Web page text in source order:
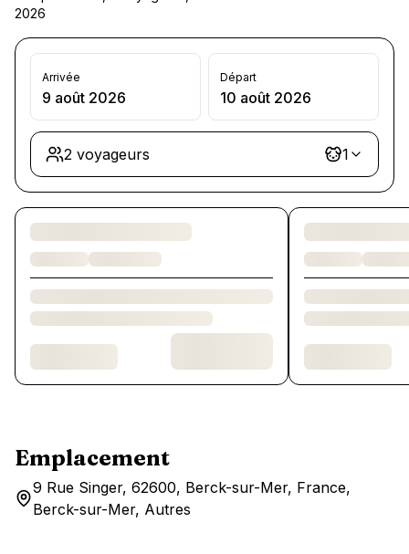
2026
Arrivée
9 août 2026
Départ
10 août 2026
2 voyageurs 1
Chargement des chambres et des formules…
Emplacement
9 Rue Singer, 62600, Berck-sur-Mer, France,
Berck-sur-Mer, Autres